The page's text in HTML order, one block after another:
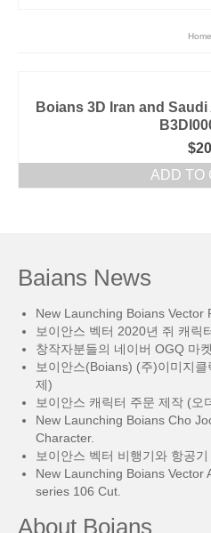
Home
Boians 3D Iran and
$20
ADD TO
Baians News
New Launching Boians Vector
보이안스 벡터 2020년 쥐 캐릭
창작자분들의 네이버 OGQ 마
보이안스(Boians) (주)이미지
제)
보이안스 캐릭터 주문 제작 (오
New Launching Boians Cho
Character.
보이안스 벡터 비행기와 항공
New Launching Boians Vector
series 106 Cut.
About Boians